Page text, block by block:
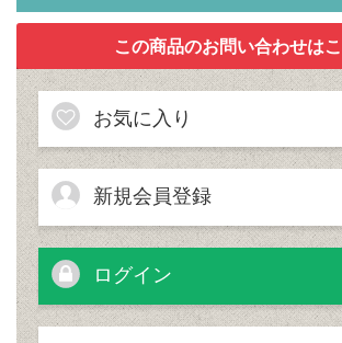
お気に入り
新規会員登録
ログイン